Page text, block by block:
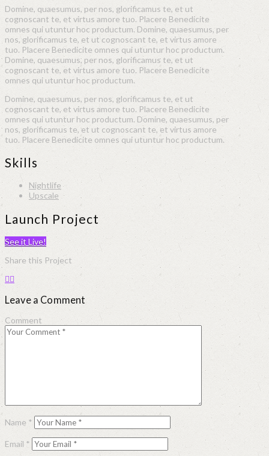
Domine, quaesumus, per nos, glorificamus te, et ut
cognoscant te, et virtus amore tuo. Placere Benedicite
omnes qui utuntur hoc productum. Domine, quaesumus, per
nos, glorificamus te, et ut cognoscant te, et virtus amore
tuo. Placere Benedicite omnes qui utuntur hoc productum.
Domine, quaesumus, per nos, glorificamus te, et ut
cognoscant te, et virtus amore tuo. Placere Benedicite
omnes qui utuntur hoc productum.
Domine, quaesumus, per nos, glorificamus te, et ut
cognoscant te, et virtus amore tuo. Placere Benedicite
omnes qui utuntur hoc productum. Domine, quaesumus, per
nos, glorificamus te, et ut cognoscant te, et virtus amore
tuo. Placere Benedicite omnes qui utuntur hoc productum.
Skills
Nightlife
Upscale
Launch Project
See it Live!
Share this Project
Leave a Comment
Comment
Name *
Email *